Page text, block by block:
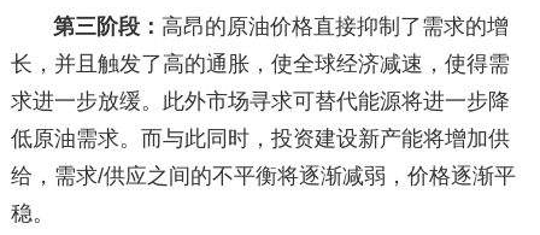
第三阶段： 高昂的原油价格直接抑制了需求的增
长，并且触发了高的通胀，使全球经济减速，使得需
求进一步放缓。此外市场寻求可替代能源将进一步降
低原油需求。而与此同时，投资建设新产能将增加供
给，需求/供应之间的不平衡将逐渐减弱，价格逐渐平
稳。